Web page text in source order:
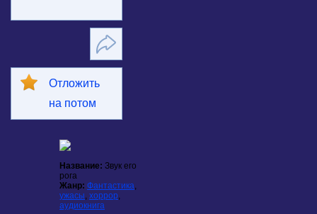
Отложить
на потом
Название: Звук его
рога
Жанр: Фантастика,
ужасы, хоррор,
аудиокнига